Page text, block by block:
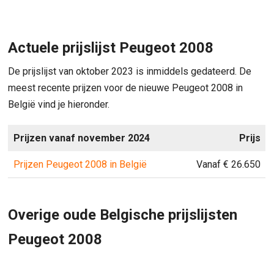
Actuele prijslijst Peugeot 2008
De prijslijst van oktober 2023 is inmiddels gedateerd. De
meest recente prijzen voor de nieuwe Peugeot 2008 in
België vind je hieronder.
Prijzen vanaf november 2024 Prijs
Prijzen Peugeot 2008 in België Vanaf € 26.650
Overige oude Belgische prijslijsten
Peugeot 2008